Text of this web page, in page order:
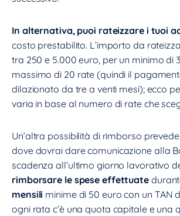
In alternativa, puoi rateizzare i tuoi
costo prestabilito. L’importo da
tra 250 e 5.000 euro, per un minimo di
massimo di 20 rate (quindi il
dilazionato da tre a venti mesi); ecco
varia in base al numero di rate che
Un’altra possibilità di rimborso
dove dovrai dare comunicazione alla
scadenza all’ultimo giorno lavorativo
rimborsare le spese effettuate
mensili minime di 50 euro con un TAN
ogni rata c’è una quota capitale e una